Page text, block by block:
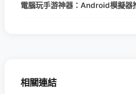
電腦玩手游神器：Android模擬器
相關連結